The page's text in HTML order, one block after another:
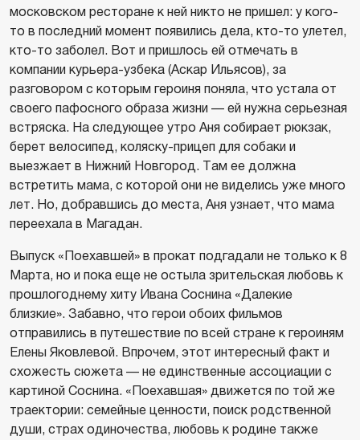
московском ресторане к ней никто не пришел: у кого-
то в последний момент появились дела, кто-то улетел,
кто-то заболел. Вот и пришлось ей отмечать в
компании курьера-узбека (Аскар Ильясов), за
разговором с которым героиня поняла, что устала от
своего пафосного образа жизни — ей нужна серьезная
встряска. На следующее утро Аня собирает рюкзак,
берет велосипед, коляску-прицеп для собаки и
выезжает в Нижний Новгород. Там ее должна
встретить мама, с которой они не виделись уже много
лет. Но, добравшись до места, Аня узнает, что мама
переехала в Магадан.
Выпуск «Поехавшей» в прокат подгадали не только к 8
Марта, но и пока еще не остыла зрительская любовь к
прошлогоднему хиту Ивана Соснина «Далекие
близкие». Забавно, что герои обоих фильмов
отправились в путешествие по всей стране к героиням
Елены Яковлевой. Впрочем, этот интересный факт и
схожесть сюжета — не единственные ассоциации с
картиной Соснина. «Поехавшая» движется по той же
траектории: семейные ценности, поиск родственной
души, страх одиночества, любовь к родине также